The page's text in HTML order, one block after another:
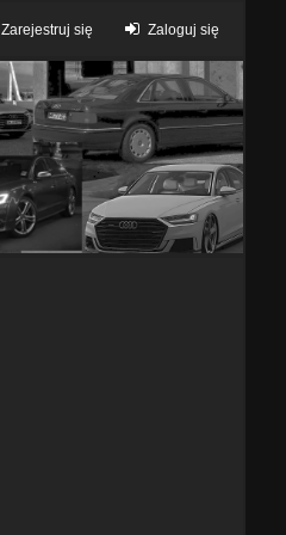
Zaloguj się
Zarejestruj się